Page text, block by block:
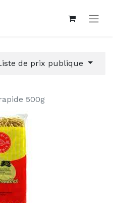
de prix publique
500g